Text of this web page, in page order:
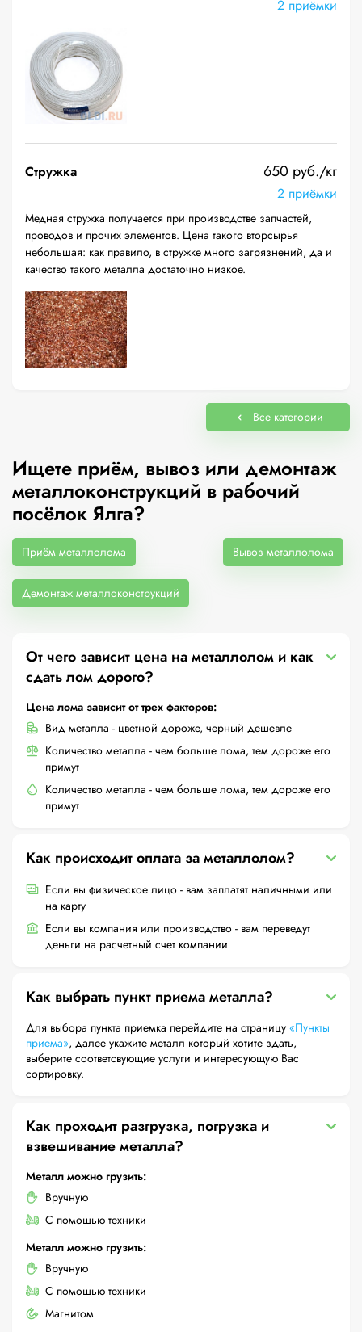
2 приёмки
Стружка 650 руб./кг
2 приёмки
Медная стружка получается при производстве запчастей,
проводов и прочих элементов. Цена такого вторсырья
небольшая: как правило, в стружке много загрязнений, да и
качество такого металла достаточно низкое.
Все категории
Ищете приём, вывоз или демонтаж
металлоконструкций в рабочий
посёлок Ялга?
Приём металлолома Вывоз металлолома
Демонтаж металлоконструкций
От чего зависит цена на металлолом и как
сдать лом дорого?
Цена лома зависит от трех факторов:
Вид металла - цветной дороже, черный дешевле
Количество металла - чем больше лома, тем дороже его
примут
Количество металла - чем больше лома, тем дороже его
примут
Как происходит оплата за металлолом?
Если вы физическое лицо - вам заплатят наличными или
на карту
Если вы компания или производство - вам переведут
деньги на расчетный счет компании
Как выбрать пункт приема металла?
Для выбора пункта приемка перейдите на страницу «Пункты
приема», далее укажите металл который хотите здать,
выберите соответсвующие услуги и интересующую Вас
сортировку.
Как проходит разгрузка, погрузка и
взвешивание металла?
Металл можно грузить:
Вручную
С помощью техники
Металл можно грузить:
Вручную
С помощью техники
Магнитом